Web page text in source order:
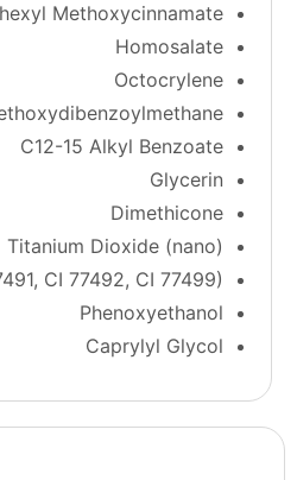
Methoxycinnamate
Homosalate
Octocrylene
C12-15 Alkyl Benzoate
Glycerin
Dimethicone
Titanium Dioxide (nano)
CI 77492, CI 77499)
Phenoxyethanol
Caprylyl Glycol